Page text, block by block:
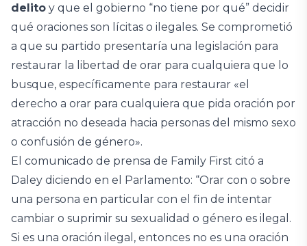
delito y que el gobierno “no tiene por qué” decidir
qué oraciones son lícitas o ilegales. Se comprometió
a que su partido presentaría una legislación para
restaurar la libertad de orar para cualquiera que lo
busque, específicamente para restaurar «el
derecho a orar para cualquiera que pida oración por
atracción no deseada hacia personas del mismo sexo
o confusión de género».
El comunicado de prensa de Family First citó a
Daley diciendo en el Parlamento: “Orar con o sobre
una persona en particular con el fin de intentar
cambiar o suprimir su sexualidad o género es ilegal.
Si es una oración ilegal, entonces no es una oración